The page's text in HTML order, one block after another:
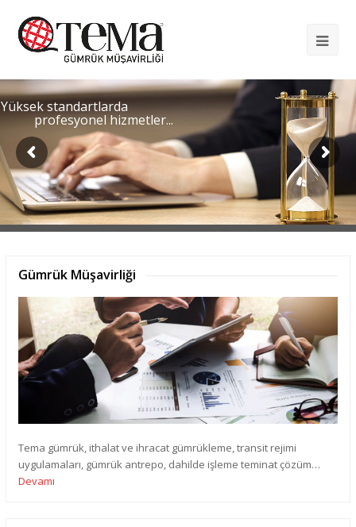
Yüksek standartlarda
profesyonel hizmetler...
Gümrük Müşavirliği
Tema gümrük, ithalat ve ihracat gümrükleme, transit rejimi
uygulamaları, gümrük antrepo, dahilde işleme teminat çözüm…
Devamı